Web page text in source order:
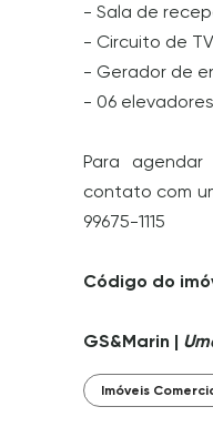
- Sala de
- Circuito de
- Gerador de
- 06
Para
contato com
99675-1115
Código do
GS&Marin |
Imóveis